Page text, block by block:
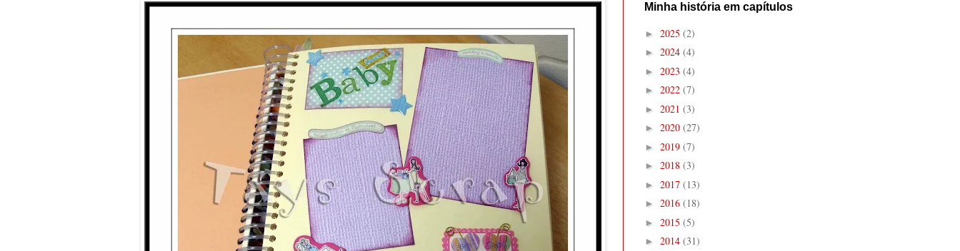
Minha história em capítulos
► 2025 (2)
► 2024 (4)
► 2023 (4)
► 2022 (7)
► 2021 (3)
► 2020 (27)
► 2019 (7)
► 2018 (3)
► 2017 (13)
► 2016 (18)
► 2015 (5)
► 2014 (31)